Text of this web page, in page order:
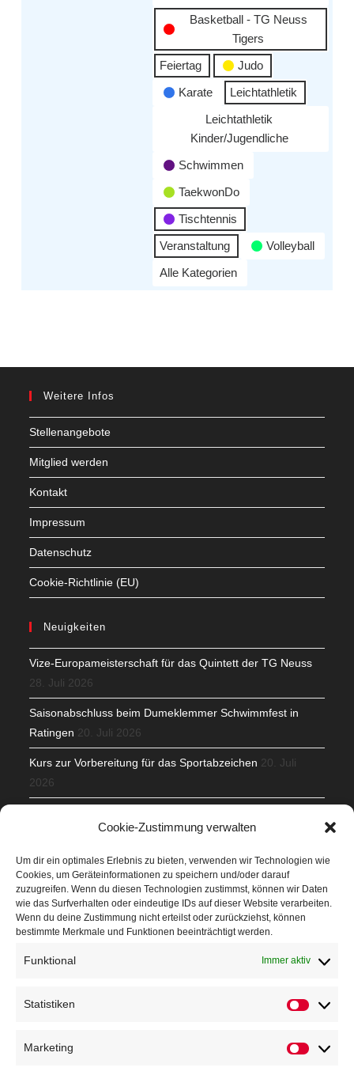
Cookie-Zustimmung verwalten
Um dir ein optimales Erlebnis zu bieten, verwenden wir Technologien wie
Cookies, um Geräteinformationen zu speichern und/oder darauf
zuzugreifen. Wenn du diesen Technologien zustimmst, können wir Daten
wie das Surfverhalten oder eindeutige IDs auf dieser Website verarbeiten.
Wenn du deine Zustimmung nicht erteilst oder zurückziehst, können
bestimmte Merkmale und Funktionen beeinträchtigt werden.
Funktional Immer aktiv
Statistiken
Marketing
Basketball - TG Neuss
Tigers
Feiertag
Judo
Karate
Leichtathletik
Leichtathletik
Kinder/Jugendliche
Schwimmen
TaekwonDo
Tischtennis
Veranstaltung
Volleyball
Alle Kategorien
Weitere Infos
Stellenangebote
Mitglied werden
Kontakt
Impressum
Datenschutz
Cookie-Richtlinie (EU)
Neuigkeiten
Vize-Europameisterschaft für das Quintett der TG Neuss
28. Juli 2026
Saisonabschluss beim Dumeklemmer Schwimmfest in
Ratingen 20. Juli 2026
Kurs zur Vorbereitung für das Sportabzeichen 20. Juli
2026
Veranstaltungen
Höffner Run
Kindersportfest